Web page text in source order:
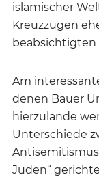
islamischer
Kreuzzügen
beabsichtigten
Am
denen Bauer
hierzulande
Unterschiede
Juden“